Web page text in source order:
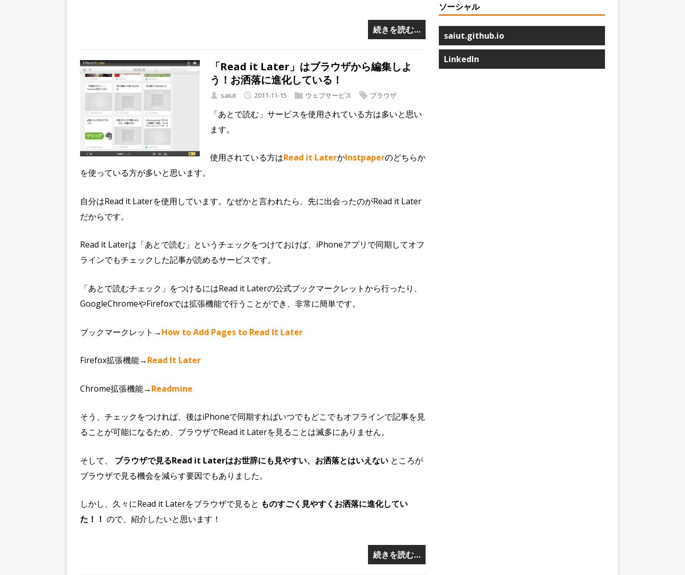
続きを読む…
「Read it Later」はブラウザから編集しよ
う！お洒落に進化している！
saiut 2011-11-15 ウェブサービス ブラウザ
「あとで読む」サービスを使用されている方は多いと思い
ます。
使用されている方はRead it LaterかInstpaperのどちらか
を使っている方が多いと思います。
自分はRead it Laterを使用しています。なぜかと言われたら、先に出会ったのがRead it Later
だからです。
Read it Laterは「あとで読む」というチェックをつけておけば、iPhoneアプリで同期してオフ
ラインでもチェックした記事が読めるサービスです。
「あとで読むチェック」をつけるにはRead it Laterの公式ブックマークレットから行ったり、
GoogleChromeやFirefoxでは拡張機能で行うことができ、非常に簡単です。
ブックマークレット→How to Add Pages to Read It Later
Firefox拡張機能→Read It Later
Chrome拡張機能→Readmine
そう、チェックをつければ、後はiPhoneで同期すればいつでもどこでもオフラインで記事を見
ることが可能になるため、ブラウザでRead it Laterを見ることは滅多にありません。
そして、 ブラウザで見るRead it Laterはお世辞にも見やすい、お洒落とはいえない ところが
ブラウザで見る機会を減らす要因でもありました。
しかし、久々にRead it Laterをブラウザで見ると ものすごく見やすくお洒落に進化してい
た！！ ので、紹介したいと思います！
続きを読む…
ソーシャル
saiut.github.io
LinkedIn